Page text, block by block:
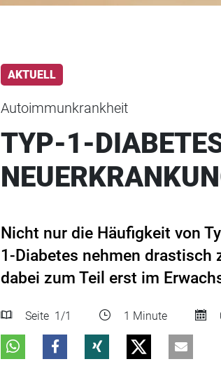
AKTUELL
Autoimmunkrankheit
TYP-1-
Nicht nur die Häufigkeit von
1-Diabetes nehmen
dabei zum Teil erst im
Seite 1 /1 1 Minute